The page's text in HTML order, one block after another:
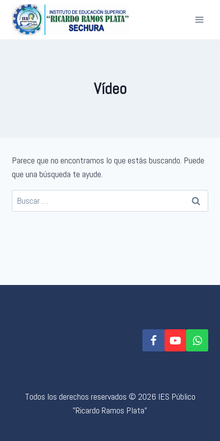
Saltar
contenido
Vídeo
Parece que no encontramos lo que estás buscando. Puede
que una búsqueda te ayude.
Buscar:
Todos los derechos reservados © 2026 IES Público
"Ricardo Ramos Plata"